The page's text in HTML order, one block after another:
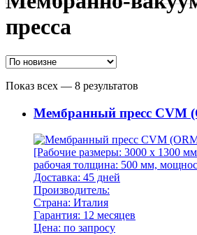
пресса
Показ всех — 8 результатов
Мeмбpaнный пpecc CVM
[Рабочие размеры: 3000 x 1300
рабочая толщина: 500 мм,
Доставка: 45 дней
Производитель:
Страна: Италия
Гарантия: 12 месяцев
Цена: по запросу